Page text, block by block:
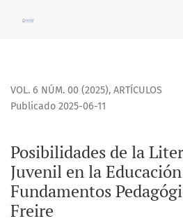
Posibilidades de la Literatura
VOL. 6 NÚM. 00 (2025), ARTÍCULOS
Posibilidades de la
Juvenil en la
Fundamentos
Freire
Publicado 2025-06-11